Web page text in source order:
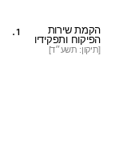
1.
הקמת שירות
הפיקוח ותפקידיו
[תיקון: תשע״ד]